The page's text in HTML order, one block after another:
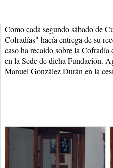
Como cada segundo sábado de
Cofradías" hacía entrega de su
caso ha recaído sobre la
en la Sede de dicha Fundación.
Manuel González Durán en la